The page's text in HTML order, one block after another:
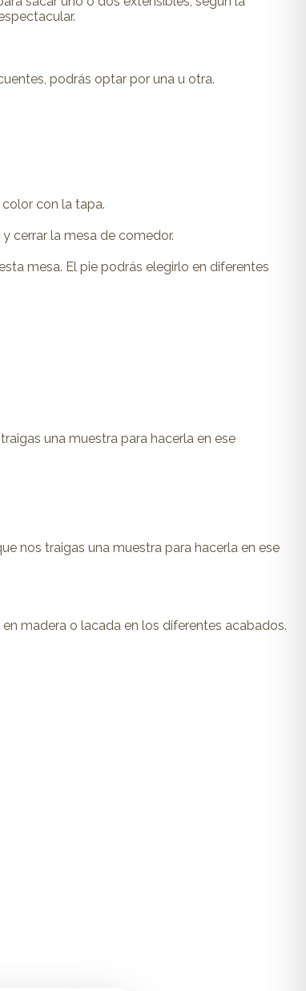
podrás optar por una u otra.
con la tapa.
cerrar la mesa de comedor.
mesa. El pie podrás elegirlo en diferentes
una muestra para hacerla en ese
nos traigas una muestra para hacerla en ese
madera o lacada en los diferentes acabados.